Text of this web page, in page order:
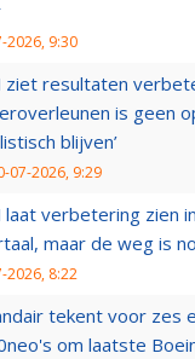
2026, 9:30
ziet resultaten
is geen
blijven’
07-2026, 9:29
laat verbetering zien
maar de weg is
2026, 8:22
tekent voor zes
om laatste